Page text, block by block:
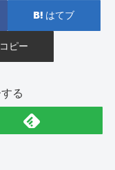
はてブ
コピー
る